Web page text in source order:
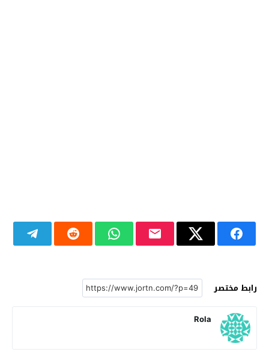
رابط مختصر
Rola